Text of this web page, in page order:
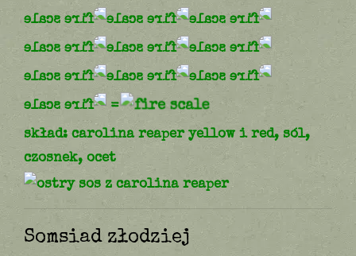
=
skład: carolina reaper yellow i red, sól,
czosnek, ocet
Somsiad złodziej